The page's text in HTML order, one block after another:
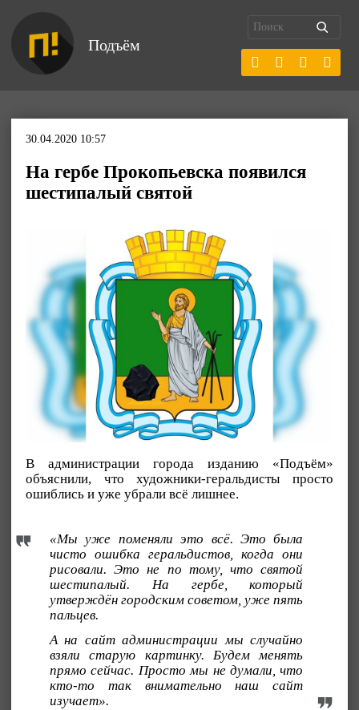
Подъём
30.04.2020 10:57
На гербе Прокопьевска появился
шестипалый святой
В администрации города изданию «Подъём»
объяснили, что художники-геральдисты просто
ошиблись и уже убрали всё лишнее.
«Мы уже поменяли это всё. Это была
чисто ошибка геральдистов, когда они
рисовали. Это не по тому, что святой
шестипалый. На гербе, который
утверждён городским советом, уже пять
пальцев.
А на сайт администрации мы случайно
взяли старую картинку. Будем менять
прямо сейчас. Просто мы не думали, что
кто-то так внимательно наш сайт
изучает».